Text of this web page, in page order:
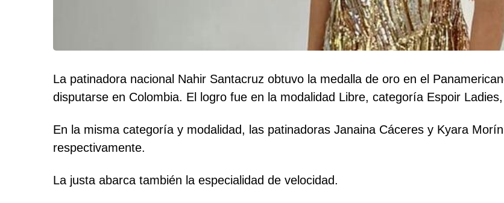
La patinadora nacional Nahir Santacruz obtuvo la medalla de oro en el
disputarse en Colombia. El logro fue en la modalidad Libre, categoría Espoir
En la misma categoría y modalidad, las patinadoras Janaina Cáceres y Kyara
respectivamente.
La justa abarca también la especialidad de velocidad.